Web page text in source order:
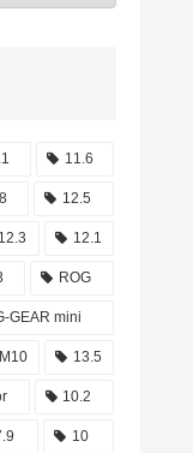
11.6
8 12.5
12.3 12.1
ROG
GEAR mini
13.5
10.2
10